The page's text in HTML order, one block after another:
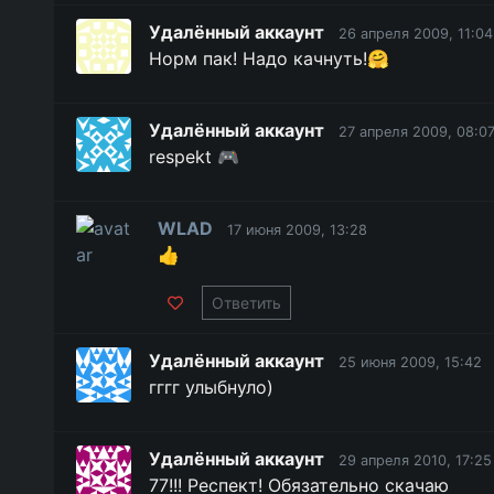
Удалённый аккаунт 26 апреля 2009, 11:04
Норм пак! Надо качнуть!🤗
Удалённый аккаунт 27 апреля 2009, 08:07
respekt 🎮
WLAD 17 июня 2009, 13:28
👍
Ответить
Удалённый аккаунт 25 июня 2009, 15:42
гггг улыбнуло)
Удалённый аккаунт 29 апреля 2010, 17:25
77!!! Респект! Обязательно скачаю